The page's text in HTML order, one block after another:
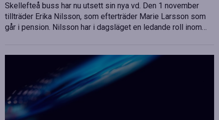
Skellefteå buss har nu utsett sin nya vd. Den 1 november
tillträder Erika Nilsson, som efterträder Marie Larsson som
går i pension. Nilsson har i dagsläget en ledande roll inom…